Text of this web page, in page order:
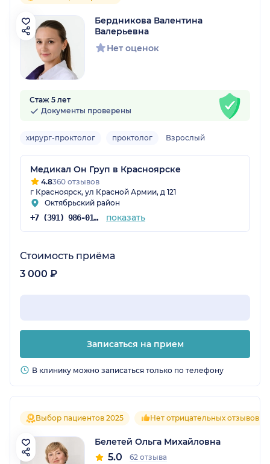
Бердникова Валентина
Валерьевна
Нет оценок
Стаж 5 лет
Документы проверены
хирург-проктолог проктолог Взрослый
Медикал Он Груп в Красноярске
4.8360 отзывов
г Красноярск, ул Красной Армии, д 121
Октябрьский район
+7 (391) 986-01-54 показать
Стоимость приёма
3 000 ₽
Записаться на прием
В клинику можно записаться только по телефону
Выбор пациентов 2025 Нет отрицательных отзывов
Белетей Ольга Михайловна
5.0 62 отзыва